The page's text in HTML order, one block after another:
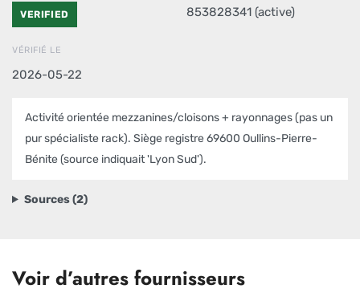
VERIFIED 853828341 (active)
VÉRIFIÉ LE
2026-05-22
Activité orientée mezzanines/cloisons + rayonnages (pas un
pur spécialiste rack). Siège registre 69600 Oullins-Pierre-
Bénite (source indiquait 'Lyon Sud').
Sources (2)
Voir d’autres fournisseurs